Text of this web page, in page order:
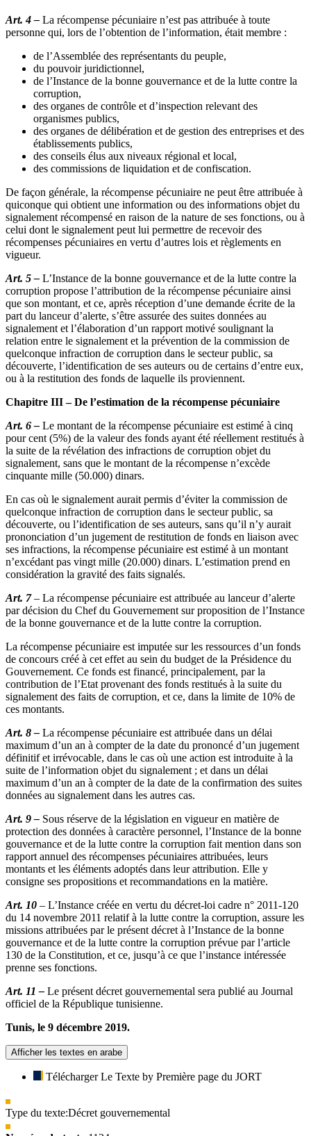
Art. 4 – La récompense pécuniaire n’est pas attribuée à toute
personne qui, lors de l’obtention de l’information, était membre :
de l’Assemblée des représentants du peuple,
du pouvoir juridictionnel,
de l’Instance de la bonne gouvernance et de la lutte contre la
corruption,
des organes de contrôle et d’inspection relevant des
organismes publics,
des organes de délibération et de gestion des entreprises et des
établissements publics,
des conseils élus aux niveaux régional et local,
des commissions de liquidation et de confiscation.
De façon générale, la récompense pécuniaire ne peut être attribuée à
quiconque qui obtient une information ou des informations objet du
signalement récompensé en raison de la nature de ses fonctions, ou à
celui dont le signalement peut lui permettre de recevoir des
récompenses pécuniaires en vertu d’autres lois et règlements en
vigueur.
Art. 5 – L’Instance de la bonne gouvernance et de la lutte contre la
corruption propose l’attribution de la récompense pécuniaire ainsi
que son montant, et ce, après réception d’une demande écrite de la
part du lanceur d’alerte, s’être assurée des suites données au
signalement et l’élaboration d’un rapport motivé soulignant la
relation entre le signalement et la prévention de la commission de
quelconque infraction de corruption dans le secteur public, sa
découverte, l’identification de ses auteurs ou de certains d’entre eux,
ou à la restitution des fonds de laquelle ils proviennent.
Chapitre III – De l’estimation de la récompense pécuniaire
Art. 6 – Le montant de la récompense pécuniaire est estimé à cinq
pour cent (5%) de la valeur des fonds ayant été réellement restitués à
la suite de la révélation des infractions de corruption objet du
signalement, sans que le montant de la récompense n’excède
cinquante mille (50.000) dinars.
En cas où le signalement aurait permis d’éviter la commission de
quelconque infraction de corruption dans le secteur public, sa
découverte, ou l’identification de ses auteurs, sans qu’il n’y aurait
prononciation d’un jugement de restitution de fonds en liaison avec
ses infractions, la récompense pécuniaire est estimé à un montant
n’excédant pas vingt mille (20.000) dinars. L’estimation prend en
considération la gravité des faits signalés.
Art. 7– La récompense pécuniaire est attribuée au lanceur d’alerte
par décision du Chef du Gouvernement sur proposition de l’Instance
de la bonne gouvernance et de la lutte contre la corruption.
La récompense pécuniaire est imputée sur les ressources d’un fonds
de concours créé à cet effet au sein du budget de la Présidence du
Gouvernement. Ce fonds est financé, principalement, par la
contribution de l’Etat provenant des fonds restitués à la suite du
signalement des faits de corruption, et ce, dans la limite de 10% de
ces montants.
Art. 8 – La récompense pécuniaire est attribuée dans un délai
maximum d’un an à compter de la date du prononcé d’un jugement
définitif et irrévocable, dans le cas où une action est introduite à la
suite de l’information objet du signalement ; et dans un délai
maximum d’un an à compter de la date de la confirmation des suites
données au signalement dans les autres cas.
Art. 9 – Sous réserve de la législation en vigueur en matière de
protection des données à caractère personnel, l’Instance de la bonne
gouvernance et de la lutte contre la corruption fait mention dans son
rapport annuel des récompenses pécuniaires attribuées, leurs
montants et les éléments adoptés dans leur attribution. Elle y
consigne ses propositions et recommandations en la matière.
Art. 10 – L’Instance créée en vertu du décret-loi cadre n° 2011-120
du 14 novembre 2011 relatif à la lutte contre la corruption, assure les
missions attribuées par le présent décret à l’Instance de la bonne
gouvernance et de la lutte contre la corruption prévue par l’article
130 de la Constitution, et ce, jusqu’à ce que l’instance intéressée
prenne ses fonctions.
Art. 11 – Le présent décret gouvernemental sera publié au Journal
officiel de la République tunisienne.
Tunis, le 9 décembre 2019.
Afficher les textes en arabe
Télécharger Le Texte by Première page du JORT
Type du texte:Décret gouvernemental